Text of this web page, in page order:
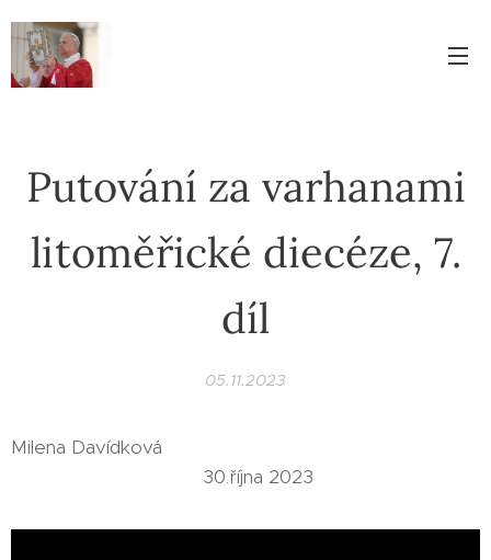
Putování za varhanami
litoměřické diecéze, 7.
díl
05.11.2023
Milena Davídková
30.října 2023